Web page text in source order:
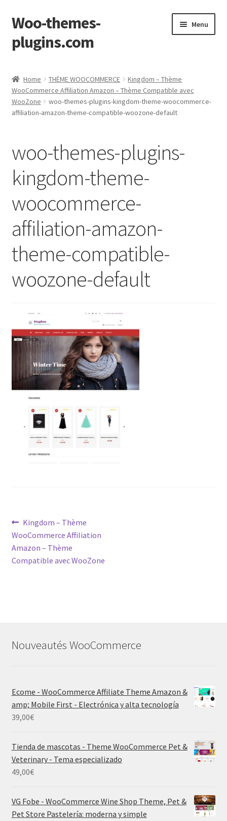
Skip
to
navigation
Skip
to
content
Woo-themes-
plugins.com
Menu
Home THÈME WOOCOMMERCE
Kingdom – Thème
WooCommerce Affiliation Amazon – Thème Compatible avec
WooZone
woo-themes-plugins-kingdom-theme-woocommerce-
affiliation-amazon-theme-compatible-woozone-default
woo-themes-plugins-
kingdom-theme-
woocommerce-
affiliation-amazon-
theme-compatible-
woozone-default
Post
navigation
Previous
post:
Kingdom – Thème
WooCommerce Affiliation
Amazon – Thème
Compatible avec WooZone
Nouveautés WooCommerce
Ecome - WooCommerce Affiliate Theme Amazon &
amp; Mobile First - Electrónica y alta tecnología
39,00€
Tienda de mascotas - Theme WooCommerce Pet &
Veterinary - Tema especializado
49,00€
VG Fobe - WooCommerce Wine Shop Theme, Pet &
Pet Store Pastelería: moderna y simple